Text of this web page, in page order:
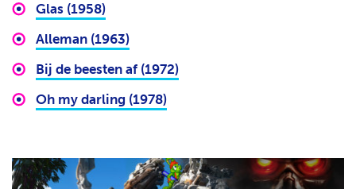
Glas (1958)
Alleman (1963)
Bij de beesten af (1972)
Oh my darling (1978)